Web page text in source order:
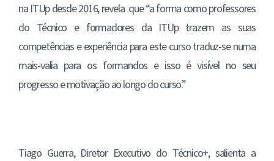
na ITUp desde 2016, revela que “a forma como professores
do Técnico e formadores da ITUp trazem as suas
competências e experiência para este curso traduz-se numa
mais-valia para os formandos e isso é visível no seu
progresso e motivação ao longo do curso.”
Tiago Guerra, Diretor Executivo do Técnico+, salienta a